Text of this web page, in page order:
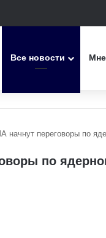
Все новости
начнут переговоры по
по